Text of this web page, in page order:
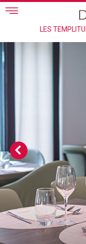
Skip to main content
LES